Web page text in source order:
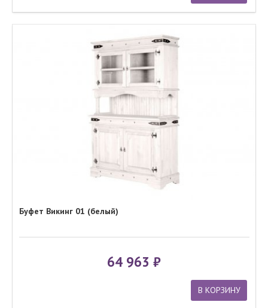
Буфет Викинг 01 (белый)
64 963
В КОРЗИНУ